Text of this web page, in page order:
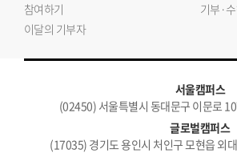
참여하기
기부·
이달의 기부자
서울캠퍼스
(02450) 서울특별시 동대문구 이문로
글로벌캠퍼스
(17035) 경기도 용인시 처인구 모현읍 외